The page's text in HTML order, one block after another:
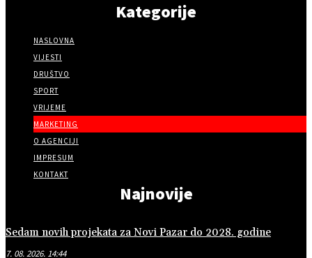
Kategorije
NASLOVNA
VIJESTI
DRUŠTVO
SPORT
VRIJEME
MARKETING
O AGENCIJI
IMPRESUM
KONTAKT
Najnovije
Sedam novih projekata za Novi Pazar do 2028. godine
7. 08. 2026. 14:44